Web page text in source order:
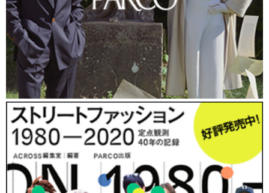
今回参加したケモノは約170体。これにスタッフやビジ
ター参加などを加えると総参加者数は400名を超える。
近年では海外からも参加者が集まるようになっており、
今回も台湾から8名、ヨーロッパ圏から数名が参加し
た。
ケモノ型着ぐるみを愛好するムーブメントは、